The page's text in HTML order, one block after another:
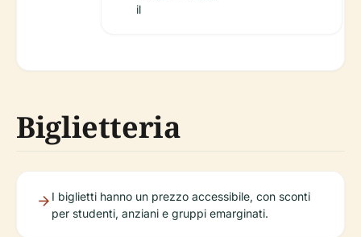
il
Biglietteria
I biglietti hanno un prezzo accessibile, con sconti
per studenti, anziani e gruppi emarginati.